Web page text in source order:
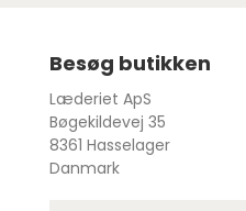
Besøg butikken
Læderiet ApS
Bøgekildevej 35
8361 Hasselager
Danmark